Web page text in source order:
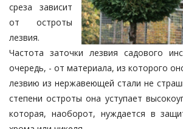
среза зависит
от остроты
лезвия.
Частота заточки лезвия садового
очередь, - от материала, из которого
лезвию из нержавеющей стали не
степени остроты она уступает
которая, наоборот, нуждается в